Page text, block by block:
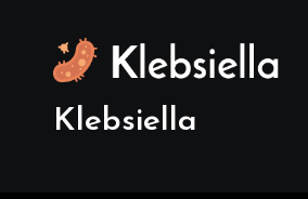
Klebsiella